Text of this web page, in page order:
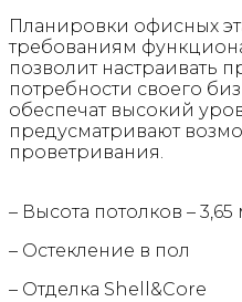
Планировки офисных
требованиям
позволит настраивать
потребности своего
обеспечат высокий
предусматривают
проветривания.
– Высота потолков – 3,65
– Остекление в пол
– Отделка Shell&Core